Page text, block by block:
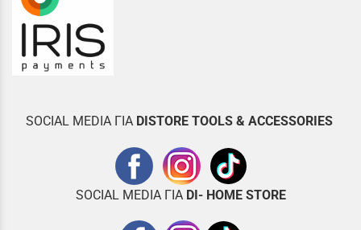
SOCIAL MEDIA ΓΙΑ DISTORE TOOLS & ACCESSORIES
SOCIAL MEDIA ΓΙΑ DI- HOME STORE